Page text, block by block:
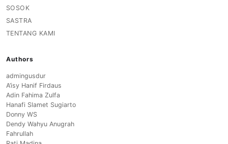
SOSOK
SASTRA
TENTANG KAMI
Authors
admingusdur
A’isy Hanif Firdaus
Adin Fahima Zulfa
Hanafi Slamet Sugiarto
Donny WS
Dendy Wahyu Anugrah
Fahrullah